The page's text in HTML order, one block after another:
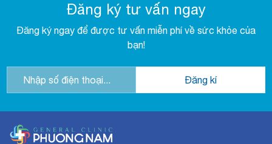
Đăng ký tư vấn ngay
Đăng ký ngay để được tư vấn miễn phí về sức khỏe của
bạn!